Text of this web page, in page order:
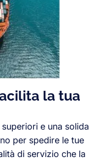
la tua
e una solida
per spedire le tue
di servizio che la